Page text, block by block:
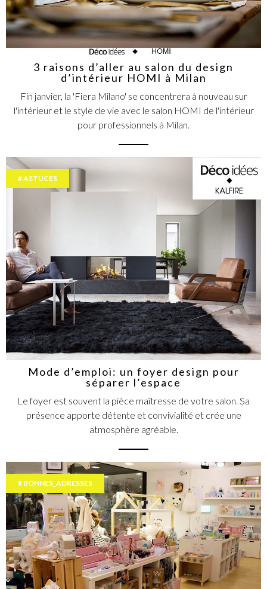
3 raisons d’aller au salon du design
d’intérieur HOMI à Milan
Fin janvier, la 'Fiera Milano' se concentrera à nouveau sur
l'intérieur et le style de vie avec le salon HOMI de l'intérieur
pour professionnels à Milan.
ASTUCES
Mode d’emploi: un foyer design pour
séparer l’espace
Le foyer est souvent la pièce maîtresse de votre salon. Sa
présence apporte détente et convivialité et crée une
atmosphère agréable.
BONNES_ADRESSES